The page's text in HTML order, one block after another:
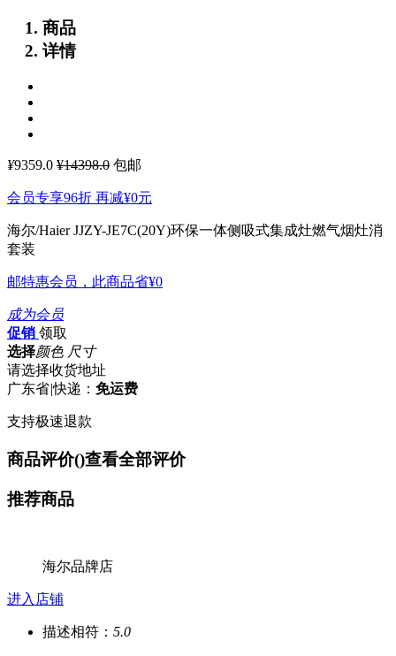
商品
详情
¥9359.0 ¥14398.0 包邮
会员专享96折 再减¥0元
海尔/Haier JJZY-JE7C(20Y)环保一体侧吸式集成灶燃气烟灶消
套装
邮特惠会员，此商品省¥0
成为会员
促销 领取
选择颜色 尺寸
请选择收货地址
广东省|快递： 免运费
支持极速退款
商品评价()查看全部评价
推荐商品
海尔品牌店
进入店铺
描述相符： 5.0